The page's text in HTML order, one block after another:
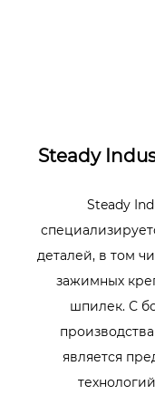
Steady
Steady
деталей, в том
зажимных
шпилек. С
является